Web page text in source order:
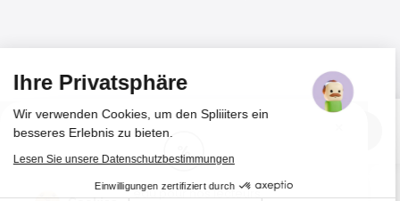
Ihre Privatsphäre
Wir verwenden Cookies, um den Spliiiters ein
besseres Erlebnis zu bieten.
Lesen Sie unsere Datenschutzbestimmungen
Einwilligungen zertifiziert durch
%
Cadeau pour nos lecteurs
Vos abonnements jusqu'à -70%